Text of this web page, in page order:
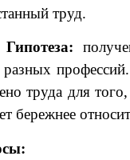
труд.
Гипотеза:
профессий.
труда для
бережнее